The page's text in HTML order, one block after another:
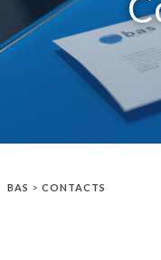
BAS > CONTACTS